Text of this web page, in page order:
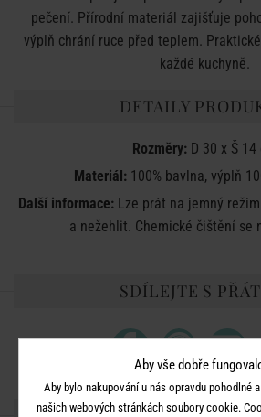
pečení. Přírodní materiál zajišťuje
výplň chrání ruce před teplem.
každé kuchyně.
DETAILY
Rozměry:D 30 x Š 14
Materiál: 100% bavlna, výplň
Další informace: Lze prát na jemný
a nežehlit. Chemické čištění se
SDÍLEJTE S
Aby vše dobře
Aby bylo nakupování u nás opravdu pohodlné
našich webových stránkách soubory cookie.